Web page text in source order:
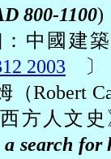
800-1100)
：中國建
2003
〕
（Robert
方人文
search for